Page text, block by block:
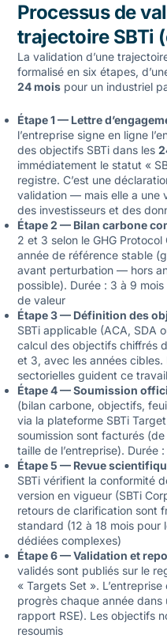
Processus de
trajectoire SBTi
La validation d’une
formalisé en six étapes,
24 moispour un industriel
Étape 1 — Lettre
l’entreprise signe en ligne
des objectifs SBTi dans les
immédiatement le statut «
registre. C’est une
validation — mais elle a une
des investisseurs et des
Étape 2 — Bilan carbone
2 et 3 selon le GHG
année de référence stable
avant perturbation — hors
possible). Durée : 3 à 9
de valeur
Étape 3 — Définition des
SBTi applicable (ACA, SDA
calcul des objectifs chiffrés
et 3, avec les années cibles.
sectorielles guident ce
Étape 4 — Soumission
(bilan carbone, objectifs,
via la plateforme SBTi
soumission sont facturés
taille de l’entreprise). Durée :
Étape 5 — Revue
SBTi vérifient la conformité
version en vigueur (SBTi
retours de clarification sont
standard (12 à 18 mois
dédiées complexes)
Étape 6 — Validation et
validés sont publiés sur le
« Targets Set ».
progrès chaque année
rapport RSE). Les objectifs
resoumis